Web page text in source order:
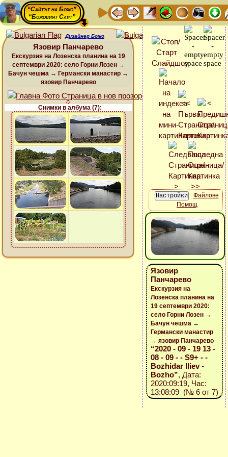
“Сайтът на Божо”
“Божовият Сайт”
Дизайнер Божо
Язовир Панчарево
Екскурзия на Лозенска планина на 19
септември 2020: село Горни Лозен →
Бачун чешма → Германски манастир →
язовир Панчарево
Снимки в албума (7):
Файлове
Помощ
Язовир
Панчарево
Екскурзия на
Лозенска планина на
19 септември 2020:
село Горни Лозен →
Бачун чешма →
Германски манастир
→ язовир Панчарево
“2020 - 09 - 19 13 -
08 - 09 - - S9+ - -
Bozhidar Iliev -
Bozho”, Дата:
2020:09:19, Час:
13:08:09 (№ 6 от 7)